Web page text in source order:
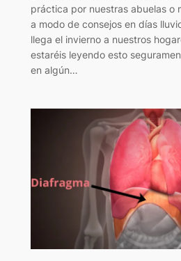
práctica por nuestras abuelas o
a modo de consejos en días
llega el invierno a nuestros
estaréis leyendo esto
en algún…